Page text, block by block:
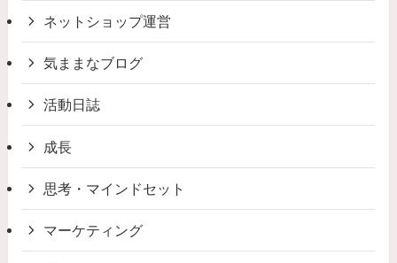
ネットショップ運営
気ままなブログ
活動日誌
成長
思考・マインドセット
マーケティング